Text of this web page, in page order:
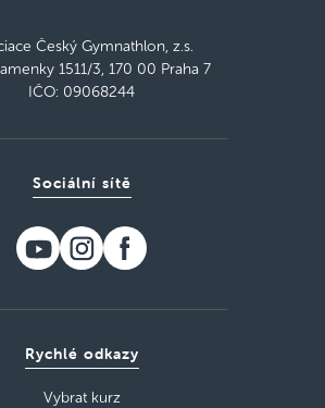
Český Gymnathlon, z.s.
1511/3, 170 00 Praha 7
IČO: 09068244
Rychlé odkazy
Vybrat kurz
Sociální sítě